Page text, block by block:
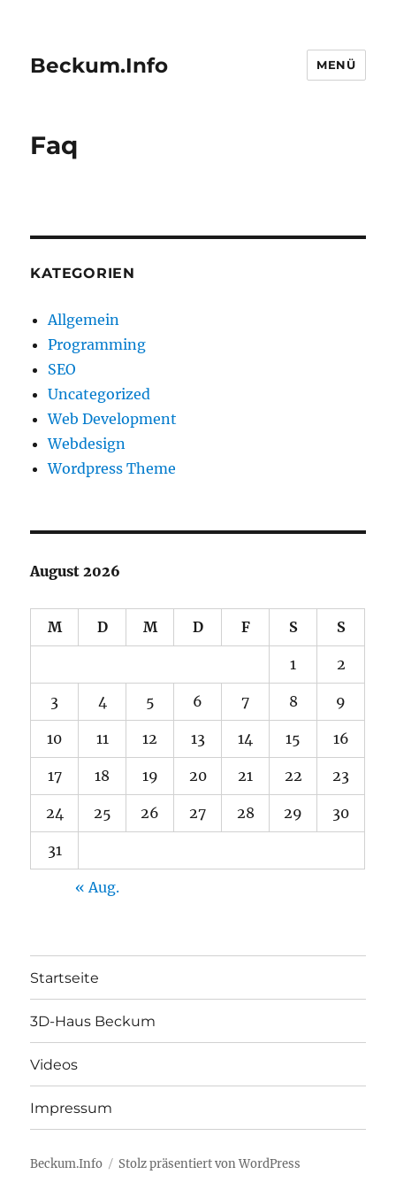
Beckum.Info MENÜ
Faq
KATEGORIEN
Allgemein
Programming
SEO
Uncategorized
Web Development
Webdesign
Wordpress Theme
August 2026
M D M D F S S
1 2
3 4 5 6 7 8 9
10 11 12 13 14 15 16
17 18 19 20 21 22 23
24 25 26 27 28 29 30
31
« Aug.
Startseite
3D-Haus Beckum
Videos
Impressum
Beckum.Info Stolz präsentiert von WordPress